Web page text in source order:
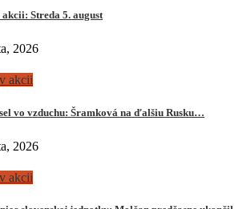
Streda 5. august
2026
akcii
vo vzduchu: Šramková na ďalšiu Rusku…
2026
akcii